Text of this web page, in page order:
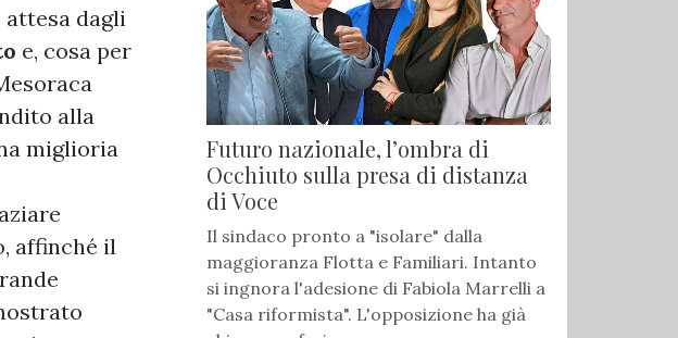
dagli
e, cosa per
alla
miglioria
affinché il
Futuro nazionale, l’ombra di
Occhiuto sulla presa di distanza
di Voce
Il sindaco pronto a "isolare" dalla
maggioranza Flotta e Familiari. Intanto
si ingnora l'adesione di Fabiola Marrelli a
"Casa riformista". L'opposizione ha già